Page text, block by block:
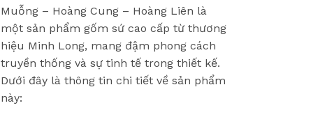
Muỗng – Hoàng Cung – Hoàng Liên là
một sản phẩm gốm sứ cao cấp từ thương
hiệu Minh Long, mang đậm phong cách
truyền thống và sự tinh tế trong thiết kế.
Dưới đây là thông tin chi tiết về sản phẩm
này: